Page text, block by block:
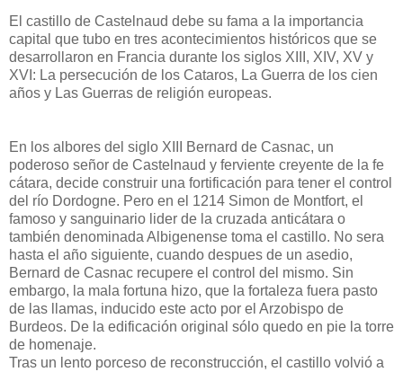
El castillo de Castelnaud debe su fama a la importancia
capital que tubo en tres acontecimientos históricos que se
desarrollaron en Francia durante los siglos XIII, XIV, XV y
XVI: La persecución de los Cataros, La Guerra de los cien
años y Las Guerras de religión europeas.
En los albores del siglo XIII Bernard de Casnac, un
poderoso señor de Castelnaud y ferviente creyente de la fe
cátara, decide construir una fortificación para tener el control
del río Dordogne. Pero en el 1214 Simon de Montfort, el
famoso y sanguinario lider de la cruzada anticátara o
también denominada Albigenense toma el castillo. No sera
hasta el año siguiente, cuando despues de un asedio,
Bernard de Casnac recupere el control del mismo. Sin
embargo, la mala fortuna hizo, que la fortaleza fuera pasto
de las llamas, inducido este acto por el Arzobispo de
Burdeos. De la edificación original sólo quedo en pie la torre
de homenaje.
Tras un lento porceso de reconstrucción, el castillo volvió a